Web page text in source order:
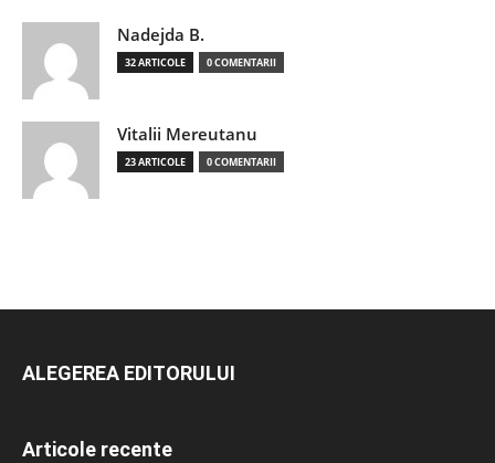
Nadejda B.
32 ARTICOLE 0 COMENTARII
Vitalii Mereutanu
23 ARTICOLE 0 COMENTARII
ALEGEREA EDITORULUI
Articole recente